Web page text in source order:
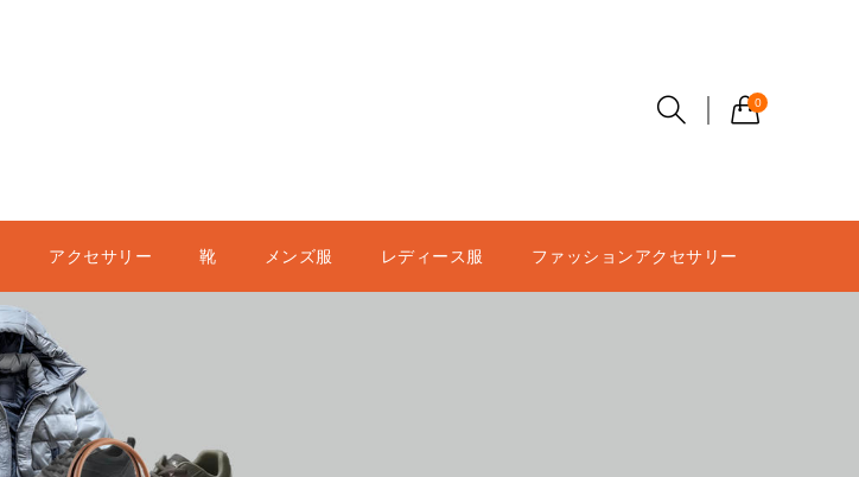
0
アクセサリー 靴 メンズ服 レディース服 ファッションアクセサリー